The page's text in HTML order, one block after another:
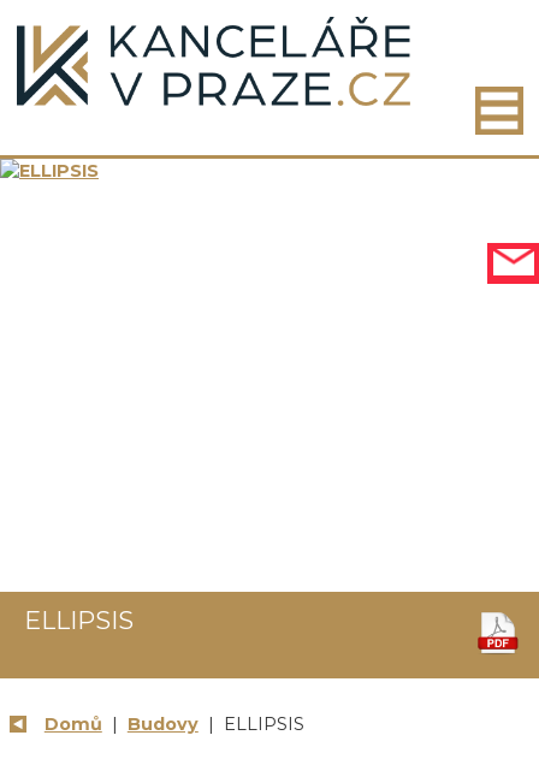
ELLIPSIS
Domů | Budovy| ELLIPSIS